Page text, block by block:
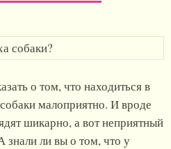
о том, что находиться в
малоприятно. И вроде
шикарно, а вот неприятный
знали ли вы о том, что у